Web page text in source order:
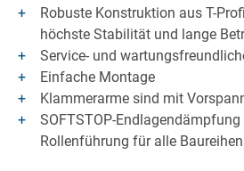
Robuste Konstruktion aus T-
höchste Stabilität und lange
Service- und
Einfache Montage
Klammerarme sind mit
SOFTSTOP-Endlagendämpfung
Rollenführung für alle